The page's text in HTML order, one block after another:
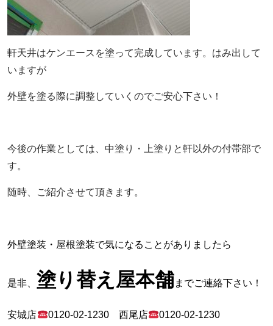
軒天井はケンエースを塗って完成しています。はみ出して
いますが
外壁を塗る際に調整していくのでご安心下さい！
今後の作業としては、中塗り・上塗りと軒以外の付帯部で
す。
随時、ご紹介させて頂きます。
外壁塗装・屋根塗装で気になることがありましたら
是非、 塗り替え屋本舗までご連絡下さい！
安城店 0120-02-1230西尾店 0120-02-1230